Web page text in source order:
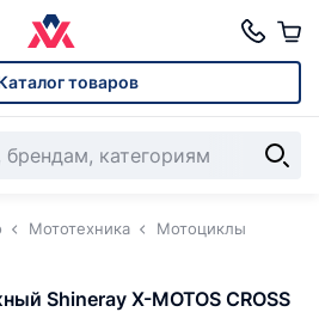
товаров
Мототехника
Мотоциклы
Shineray X-MOTOS CROSS